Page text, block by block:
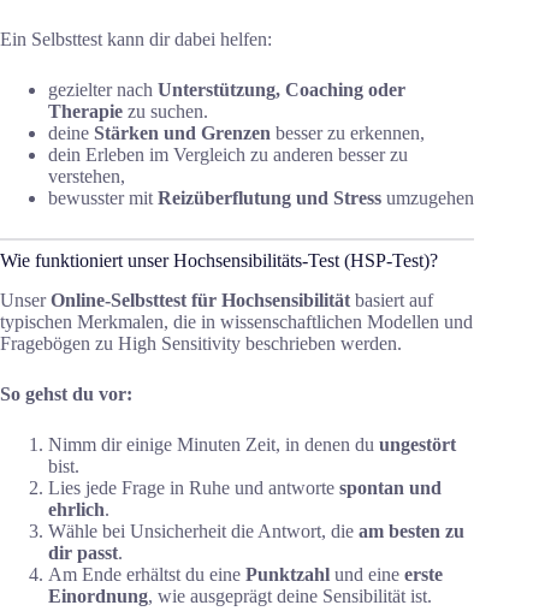
Ein Selbsttest kann dir dabei helfen:
gezielter nach Unterstützung, Coaching oder
Therapie zu suchen.
deine Stärken und Grenzen besser zu erkennen,
dein Erleben im Vergleich zu anderen besser zu
verstehen,
bewusster mit Reizüberflutung und Stress umzugehen
Wie funktioniert unser Hochsensibilitäts-Test (HSP-Test)?
UnserOnline-Selbsttest für Hochsensibilität basiert auf
typischen Merkmalen, die in wissenschaftlichen Modellen und
Fragebögen zu High Sensitivity beschrieben werden.
So gehst du vor:
Nimm dir einige Minuten Zeit, in denen du ungestört
bist.
Lies jede Frage in Ruhe und antworte spontan und
ehrlich.
Wähle bei Unsicherheit die Antwort, die am besten zu
dir passt.
Am Ende erhältst du eine Punktzahl und eine erste
Einordnung, wie ausgeprägt deine Sensibilität ist.